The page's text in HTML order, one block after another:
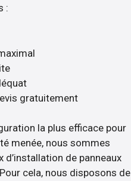
:
gratuitement
la plus efficace pour
menée, nous sommes
de panneaux
cela, nous disposons de